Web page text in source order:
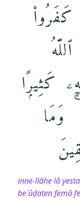
كَثِيرًۭا
وَمَا
inne-llâhe lâ
be`ûḍaten femâ